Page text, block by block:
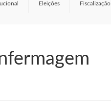
Eleições Fiscalização